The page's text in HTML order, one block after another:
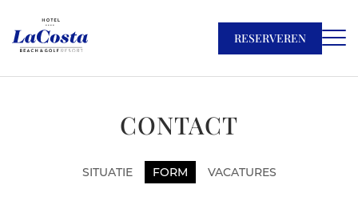
RESERVEREN
CONTACT
SITUATIE FORM VACATURES